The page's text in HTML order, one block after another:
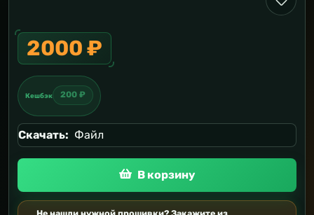
2000 ₽
Кешбэк 200 ₽
Скачать: Файл
В корзину